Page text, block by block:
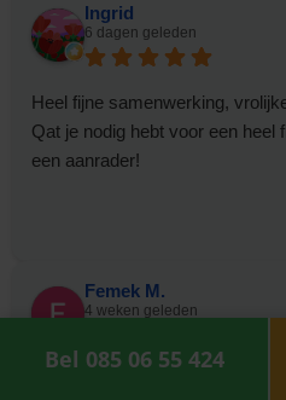
Ingrid
6 dagen geleden
Heel fijne samenwerking,
Qat je nodig hebt voor een heel
een aanrader!
Femek M.
4 weken geleden
Bel 085 06 55 424